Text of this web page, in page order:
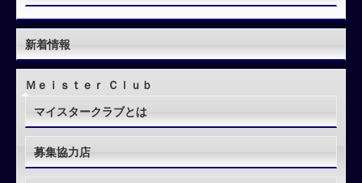
新着情報
Ｍｅｉｓｔｅｒ Ｃｌｕｂ
マイスタークラブとは
募集協力店